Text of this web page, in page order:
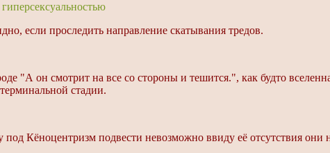
если проследить направление скатывания тредов.
"А он смотрит на все со стороны и тешится.", как будто
стадии.
под Кёноцентризм подвести невозможно ввиду её отсутствия они